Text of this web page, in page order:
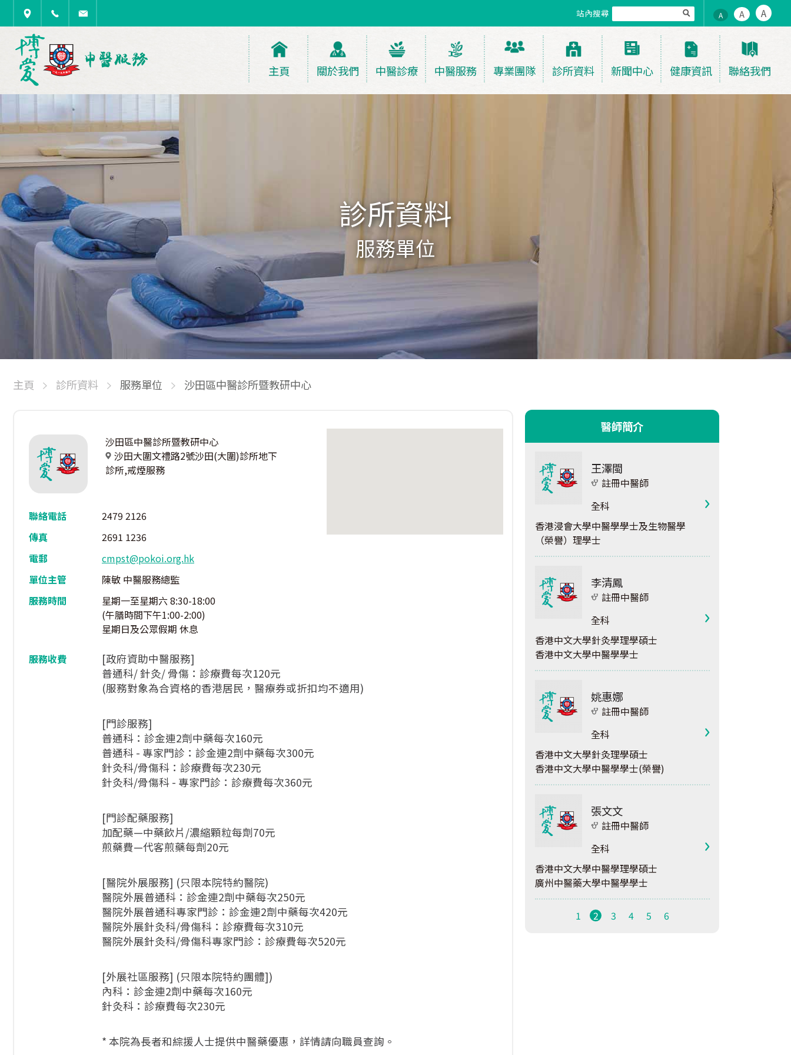
站內搜尋 A A A
主頁 關於我們 中醫診療 中醫服務 專業團隊 診所資料 新聞中心 健康資訊 聯絡我們
診所資料
服務單位
主頁 診所資料 服務單位 沙田區中醫診所暨教研中心
沙田區中醫診所暨教研中心
沙田大圍文禮路2號沙田(大圍)診所地下
診所,戒煙服務
聯絡電話
2479 2126
傳真
2691 1236
電郵
cmpst@pokoi.org.hk
單位主管
陳敏 中醫服務總監
服務時間
星期一至星期六 8:30-18:00
(午膳時間下午1:00-2:00)
星期日及公眾假期 休息
服務收費
[政府資助中醫服務]
普通科/ 針灸/ 骨傷：診療費每次120元
(服務對象為合資格的香港居民，醫療券或折扣均不適用)
[門診服務]
普通科：診金連2劑中藥每次160元
普通科 - 專家門診：診金連2劑中藥每次300元
針灸科/骨傷科：診療費每次230元
針灸科/骨傷科 - 專家門診：診療費每次360元
[門診配藥服務]
加配藥—中藥飲片/濃縮顆粒每劑70元
煎藥費—代客煎藥每劑20元
[醫院外展服務] (只限本院特約醫院)
醫院外展普通科：診金連2劑中藥每次250元
醫院外展普通科專家門診：診金連2劑中藥每次420元
醫院外展針灸科/骨傷科：診療費每次310元
醫院外展針灸科/骨傷科專家門診：診療費每次520元
[外展社區服務] (只限本院特約團體])
內科：診金連2劑中藥每次160元
針灸科：診療費每次230元
* 本院為長者和綜援人士提供中醫藥優惠，詳情請向職員查詢。
醫師簡介
王澤閩
註冊中醫師
全科
香港浸會大學中醫學學士及生物醫學
（榮譽）理學士
李清鳳
註冊中醫師
全科
香港中文大學針灸學理學碩士
香港中文大學中醫學學士
姚惠娜
註冊中醫師
全科
香港中文大學針灸理學碩士
香港中文大學中醫學學士(榮譽)
張文文
註冊中醫師
全科
香港中文大學中醫學理學碩士
廣州中醫藥大學中醫學學士
1 2 3 4 5 6